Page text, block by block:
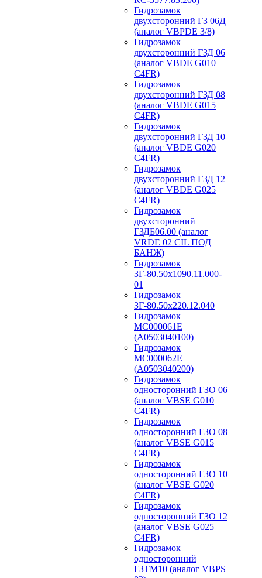
Гидрозамок
двухсторонний ГЗ 06Д
(аналог VBPDE 3/8)
Гидрозамок
двухсторонний ГЗД 06
(аналог VBDE G010
C4FR)
Гидрозамок
двухсторонний ГЗД 08
(аналог VBDE G015
C4FR)
Гидрозамок
двухсторонний ГЗД 10
(аналог VBDE G020
C4FR)
Гидрозамок
двухсторонний ГЗД 12
(аналог VBDE G025
C4FR)
Гидрозамок
двухсторонний
ГЗДБ06.00 (аналог
VRDE 02 CIL ПОД
БАНЖ)
Гидрозамок
ЗГ-80.50х1090.11.000-
01
Гидрозамок
ЗГ-80.50х220.12.040
Гидрозамок
МС000061Е
(А0503040100)
Гидрозамок
МС000062Е
(А0503040200)
Гидрозамок
односторонний ГЗО 06
(аналог VBSE G010
C4FR)
Гидрозамок
односторонний ГЗО 08
(аналог VBSE G015
C4FR)
Гидрозамок
односторонний ГЗО 10
(аналог VBSE G020
C4FR)
Гидрозамок
односторонний ГЗО 12
(аналог VBSE G025
C4FR)
Гидрозамок
односторонний
ГЗТМ10 (аналог VBPS